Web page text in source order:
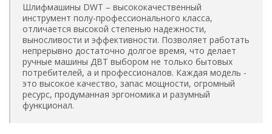
Шлифмашины DWT – высококачественный
инструмент полу-профессионального класса,
отличается высокой степенью надежности,
выносливости и эффективности. Позволяет работать
непрерывно достаточно долгое время, что делает
ручные машины ДВТ выбором не только бытовых
потребителей, а и профессионалов. Каждая модель -
это высокое качество, запас мощности, огромный
ресурс, продуманная эргономика и разумный
функционал.